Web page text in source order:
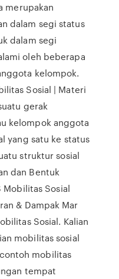
merupakan
dalam segi status
dalam segi
oleh beberapa
kelompok.
Sosial | Materi
gerak
kelompok anggota
yang satu ke status
struktur sosial
dan Bentuk
Mobilitas Sosial
& Dampak Mar
Sosial. Kalian
mobilitas sosial
mobilitas
tempat